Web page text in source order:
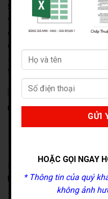
Serenity Phước Hải sở hữu
với tổng mức đầu tư dự kiến
định hướng phát triển trở
đa dạng các loại hình sản
sạn, shophouse, biệt thự
tiện ích phong phú, đáp ứng
Dự kiến, Serenity Phước
biệt thự, khách sạn Hillside
sản phẩm du lịch ven biển
HOẶC GỌI NGAY
* Thông tin của quý
không ảnh